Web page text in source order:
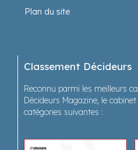
Plan du site
Classement Décideurs
Reconnu parmi les meilleurs
Décideurs Magazine, le
catégories suivantes :